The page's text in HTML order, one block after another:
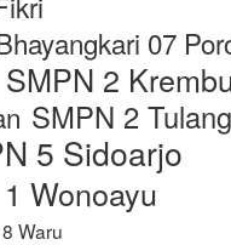
07
SMPN 2
SMPN 2
5 Sidoarjo
Wonoayu
Waru